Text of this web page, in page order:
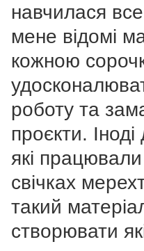
навчилася
мене відомі
кожною
роботу та
проєкти.
які
свічках
такий
створювати